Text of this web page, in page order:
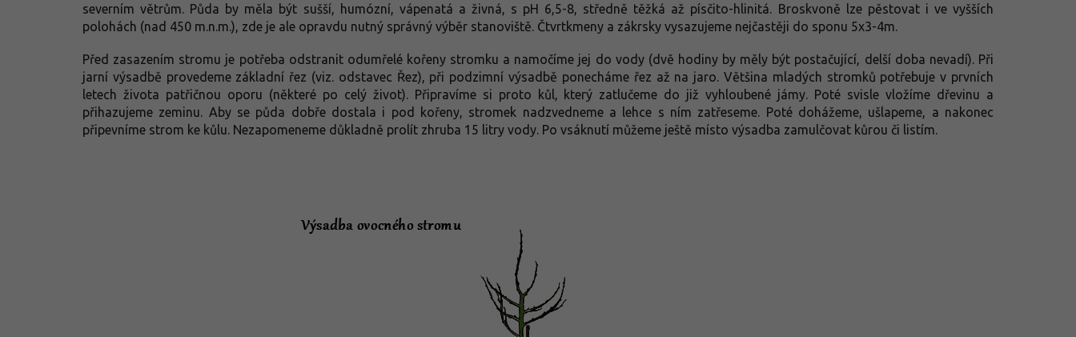
severním větrům. Půda by měla být sušší, humózní, vápenatá a živná, s pH 6,5-8, středně těžká až písčito-hlinitá. Broskvoně lze pěstovat i ve vyšších
polohách (nad 450 m.n.m.), zde je ale opravdu nutný správný výběr stanoviště. Čtvrtkmeny a zákrsky vysazujeme nejčastěji do sponu 5x3-4m.
Před zasazením stromu je potřeba odstranit odumřelé kořeny stromku a namočíme jej do vody (dvě hodiny by měly být postačující, delší doba nevadí). Při
jarní výsadbě provedeme základní řez (viz. odstavec Řez), při podzimní výsadbě ponecháme řez až na jaro. Většina mladých stromků potřebuje v prvních
letech života patřičnou oporu (některé po celý život). Připravíme si proto kůl, který zatlučeme do již vyhloubené jámy. Poté svisle vložíme dřevinu a
přihazujeme zeminu. Aby se půda dobře dostala i pod kořeny, stromek nadzvedneme a lehce s ním zatřeseme. Poté dohážeme, ušlapeme, a nakonec
připevníme strom ke kůlu. Nezapomeneme důkladně prolít zhruba 15 litry vody. Po vsáknutí můžeme ještě místo výsadba zamulčovat kůrou či listím.